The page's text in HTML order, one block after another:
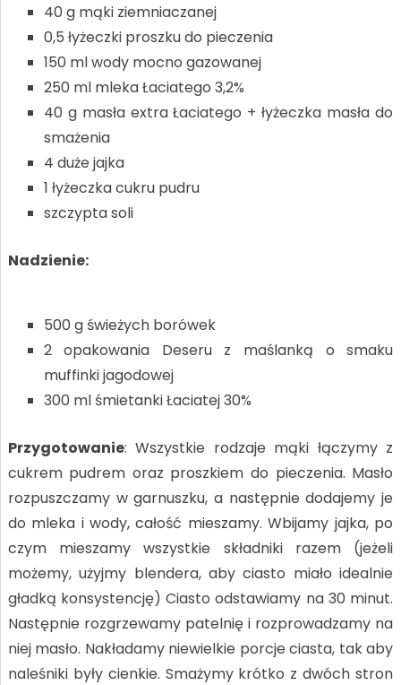
40 g mąki ziemniaczanej
0,5 łyżeczki proszku do pieczenia
150 ml wody mocno gazowanej
250 ml mleka Łaciatego 3,2%
40 g masła extra Łaciatego + łyżeczka masła do
smażenia
4 duże jajka
1 łyżeczka cukru pudru
szczypta soli
Nadzienie:
500 g świeżych borówek
2 opakowania Deseru z maślanką o smaku
muffinki jagodowej
300 ml śmietanki Łaciatej 30%
Przygotowanie: Wszystkie rodzaje mąki łączymy z
cukrem pudrem oraz proszkiem do pieczenia. Masło
rozpuszczamy w garnuszku, a następnie dodajemy je
do mleka i wody, całość mieszamy. Wbijamy jajka, po
czym mieszamy wszystkie składniki razem (jeżeli
możemy, użyjmy blendera, aby ciasto miało idealnie
gładką konsystencję) Ciasto odstawiamy na 30 minut.
Następnie rozgrzewamy patelnię i rozprowadzamy na
niej masło. Nakładamy niewielkie porcje ciasta, tak aby
naleśniki były cienkie. Smażymy krótko z dwóch stron